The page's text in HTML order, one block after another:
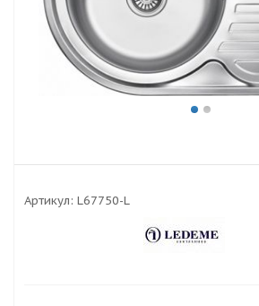
Артикул: L67750-L